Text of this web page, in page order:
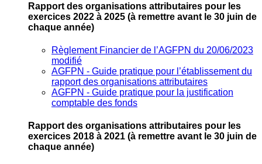
Rapport des organisations attributaires pour les
exercices 2022 à 2025 (à remettre avant le 30 juin de
chaque année)
Règlement Financier de l’AGFPN du 20/06/2023
modifié
AGFPN ‐ Guide pratique pour l’établissement du
rapport des organisations attributaires
AGFPN ‐ Guide pratique pour la justification
comptable des fonds
Rapport des organisations attributaires pour les
exercices 2018 à 2021 (à remettre avant le 30 juin de
chaque année)